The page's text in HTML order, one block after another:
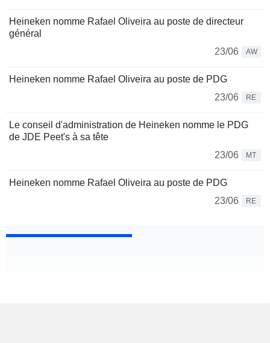
Heineken nomme Rafael Oliveira au poste de directeur
général
23/06
AW
Heineken nomme Rafael Oliveira au poste de PDG
23/06
RE
Le conseil d'administration de Heineken nomme le PDG
de JDE Peet's à sa tête
23/06
MT
Heineken nomme Rafael Oliveira au poste de PDG
23/06
RE